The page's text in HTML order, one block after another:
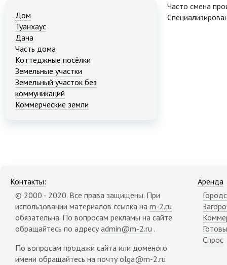
Дом
Туанхаус
Дача
Часть дома
Коттеджные посёлки
Земельные участки
Земельный участок без
коммуникаций
Коммерческие земли
Часто смена
Контакты:
© 2000 - 2020. Все права защищены. При
использовании материалов ссылка на m-2.ru
обязательна. По вопросам рекламы на сайте
обращайтесь по адресу admin@m-2.ru .
По вопросам продажи сайта или доменого
имени обращайтесь на почту olga@m-2.ru
Аренда
Спрос